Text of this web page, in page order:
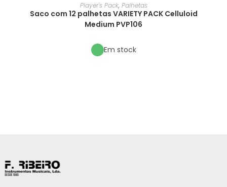
Player's Pack, Palhetas
Saco com 12 palhetas VARIETY PACK Celluloid
Medium PVP106
Em stock